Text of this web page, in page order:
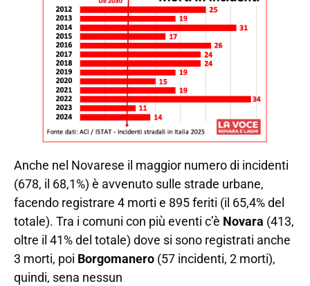
Anche nel Novarese il maggior numero di incidenti
(678, il 68,1%) è avvenuto sulle strade urbane,
facendo registrare 4 morti e 895 feriti (il 65,4% del
totale). Tra i comuni con più eventi c’è Novara (413,
oltre il 41% del totale) dove si sono registrati anche
3 morti, poi Borgomanero (57 incidenti, 2 morti),
quindi, sena nessun